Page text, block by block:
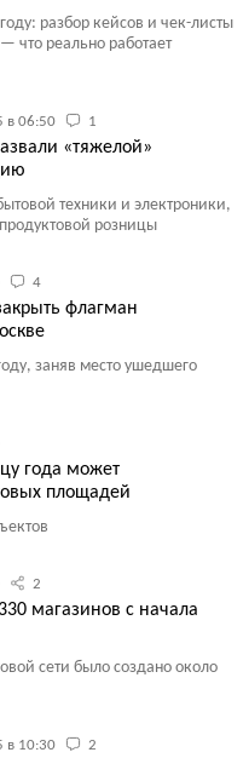
разбор кейсов и чек-листы
что реально работает
в 06:50 1
«тяжелой»
техники и электроники,
розницы
4
флагман
заняв место ушедшего
года может
площадей
2
магазинов с начала
сети было создано около
в 10:30 2